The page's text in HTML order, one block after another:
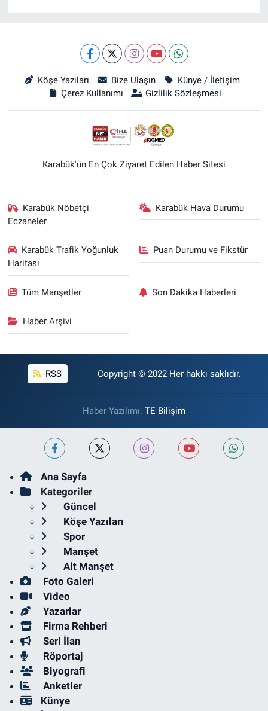
Köşe Yazıları Bize Ulaşın
Künye / İletişim
Çerez Kullanımı
Gizlilik Sözleşmesi
Karabük'ün En Çok Ziyaret Edilen Haber Sitesi
Karabük Nöbetçi
Eczaneler
Karabük Hava Durumu
Karabük Trafik Yoğunluk
Haritası
Puan Durumu ve Fikstür
Tüm Manşetler Son Dakika Haberleri
Haber Arşivi
RSS Copyright © 2022 Her hakkı saklıdır.
Haber Yazılımı: TE Bilişim
Ana Sayfa
Kategoriler
Güncel
Köşe Yazıları
Spor
Manşet
Alt Manşet
Foto Galeri
Video
Yazarlar
Firma Rehberi
Seri İlan
Röportaj
Biyografi
Anketler
Künye